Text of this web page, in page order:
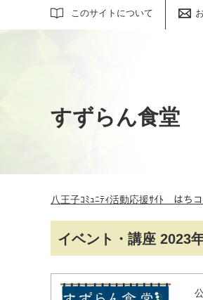
このサイトについて
サイト内検索
すずらん食堂
八王子ｺﾐｭﾆﾃｨ活動応援ｻｲﾄ はち
イベント・講座 2023